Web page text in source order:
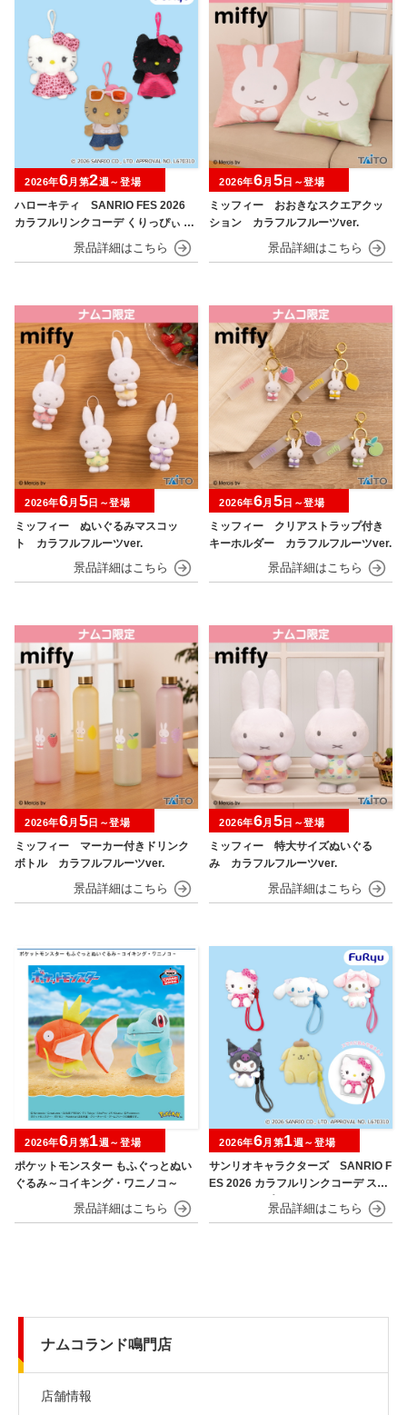
ハローキティ SANRIO FES 2026
カラフルリンクコーデ くりっぴぃ ぬ
2026年6月第2週～登場
ミッフィー おおきなスクエアクッ
ション カラフルフルーツver.
2026年6月 5 日～登場
ミッフィー ぬいぐるみマスコッ
ト カラフルフルーツver.
2026年6月 5日～登場
ミッフィー クリアストラップ付き
キーホルダー カラフルフルーツver.
2026年6月 5日～登場
ミッフィー マーカー付きドリンク
ボトル カラフルフルーツver.
2026年6月 5日～登場
ミッフィー 特大サイズぬいぐる
み カラフルフルーツver.
2026年6月 5日～登場
ポケットモンスター もふぐっとぬい
ぐるみ～コイキング・ワニノコ～
2026年6月第1週～登場
サンリオキャラクターズ SANRIO F
ES 2026 カラフルリンクコーデ スマ
ホストラップ
2026年6月第1週～登場
ナムコランド鳴門店
店舗情報